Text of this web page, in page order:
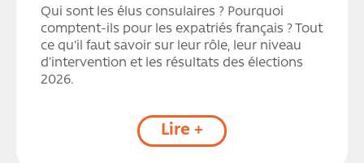
Qui sont les élus consulaires ? Pourquoi
comptent-ils pour les expatriés français ? Tout
ce qu'il faut savoir sur leur rôle, leur niveau
d’intervention et les résultats des élections
2026.
Lire +